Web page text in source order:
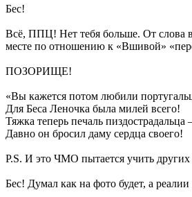
Бес!
Всё, ППЦ! Нет тебя больше. От слова
месте по отношению к «Вшивой»
ПОЗОРИЩЕ!
«Вы кажется потом любили
Для Беса Леночка была милей всего!
Тяжка теперь печаль
Давно он бросил даму сердца своего!
P.S. И это ЧМО пытается учить
Бес! Думал как на фото будет, а